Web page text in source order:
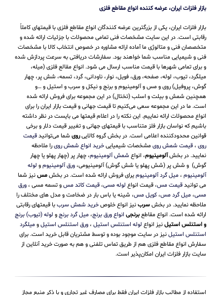
بازار فلزات ایران، عرضه کننده انواع مقاطع فلزی
بازار فلزات ایران، یکی از بزرگترین عرضه کنندگان انواع مقاطع فلزی با قیمتهای کاملاً
رقابتی است. در این سایت مشخصات فنی تمامی محصولات با جزئیات ارائه شده و
متخصصان فنی و متالوژی ما آماده ارائه مشاوره در خصوص انتخاب کالا با مشخصات
فنی و شیمیایی مناسب شما خواهند بود. سفارشات دریافتی به سرعت پردازش شده
و برای تمامی شهرها با قیمت مناسب ارسال می شود. انواع مقالع فلزی (میله،
میلگرد، تیوب، لوله، صفحه، ورق، فویل، نوار، ناودانی، گرد، تسمه، شش پر، چهار
گوش، پروفیل) روی و مس و آلومینیوم و برنج و نیکل و سرب و استیل و …و
همچنین شمش و بیلت و اسلب (تختال) در این مجموعه برای فروش ارائه شده
است. ما در این مجموعه سعی می‌کنیم تا قیمت جهانی و قیمت بازار ایران را برای
انواع محصولات ارائه نماییم. این نکته را در اعلام قیمتها می بایست در نظر داشته
باشیم که نواسان بازار فلز متناسب با قیمتهای جهانی و تغییر قیمت دلار و برخی
قوانین محدودکننده اعلامی است. در بخش گروه کالاییروی شما می‌توانیدقیمت
روی ، قیمت شمش رویمشخصات شیمیاییخرید انواع شمش رویرا ملاحظه
نمایید. در بخشآلومینیوم، انواع شمش آلومینیوم، چهار پر (چهار پهلو یا چهار
گوش) و شش پر (شش پهلو یا شش گوش) آلومینیومی، ورق آلومینیومو لوله
آلومینیوم ، میل گرد آلومینیومیرای فروش ارائه شده است. در بخشمسنیز شما
می توانیدقیمت مس، قیمت انواع لوله مسی، قیمت کاتد مسو تسمه مسی ، ورق
مسی، میل گرد مس، کویل مس، شینه یا باس بار در ضخامت و مدل های مختلف را
ملاحظه نمایید. در بخشسربنیز انواع خلوصخرید شمش سرببا قیمتهای رقابتی
ارائه شده است. انواع مقاطعبرنجی انواع ورق برنج، میل گرد برنجو لوله (تیوب) برنج
و استنلس استیلنیز انواع لوله استنلس استیل ، ورق استنلس استیلومیلگرد
استنلس استیلنیز در سایت موجود بوده و توسط مشتریان قابل خرید است. برای
سفارش انواع مقاطع فلزی هم از طریق تماس تلفنی و هم به صورت خرید آنلاین از
سایت بازار فلزات ایران امکان‌پذیر است.
استفاده از مطالب بازار فلزات ایران فقط برای مصارف غیر تجاری و با ذکر منبع مجاز